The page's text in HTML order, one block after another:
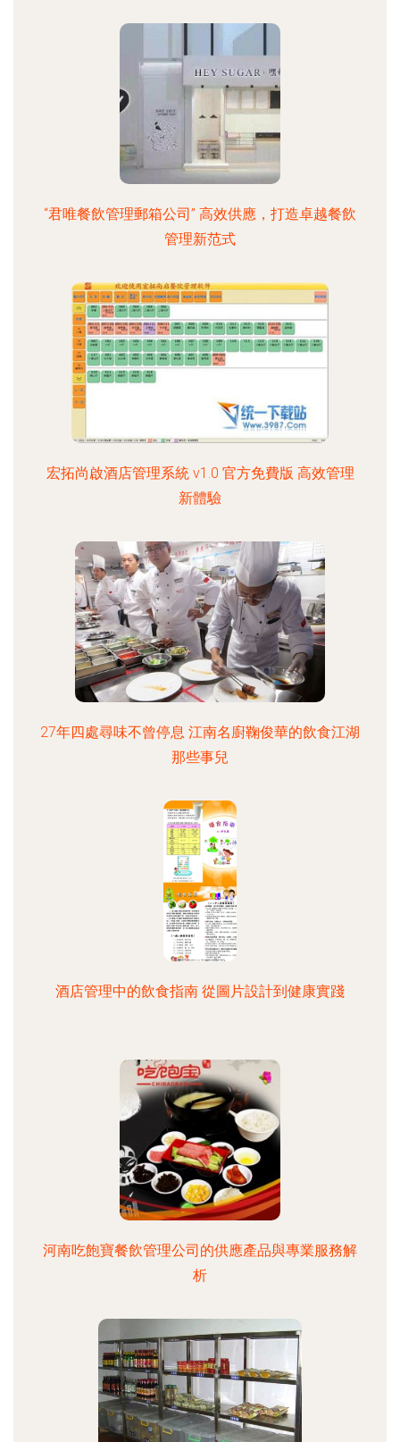
“君唯餐飲管理郵箱公司” 高效供應，打造卓越餐飲
管理新范式
宏拓尚啟酒店管理系統 v1.0 官方免費版 高效管理
新體驗
27年四處尋味不曾停息 江南名廚鞠俊華的飲食江湖
那些事兒
酒店管理中的飲食指南 從圖片設計到健康實踐
河南吃飽寶餐飲管理公司的供應產品與專業服務解
析